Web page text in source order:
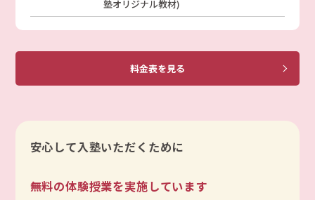
塾オリジナル教材)
料金表を見る
安心して入塾いただくために
無料の体験授業を実施しています